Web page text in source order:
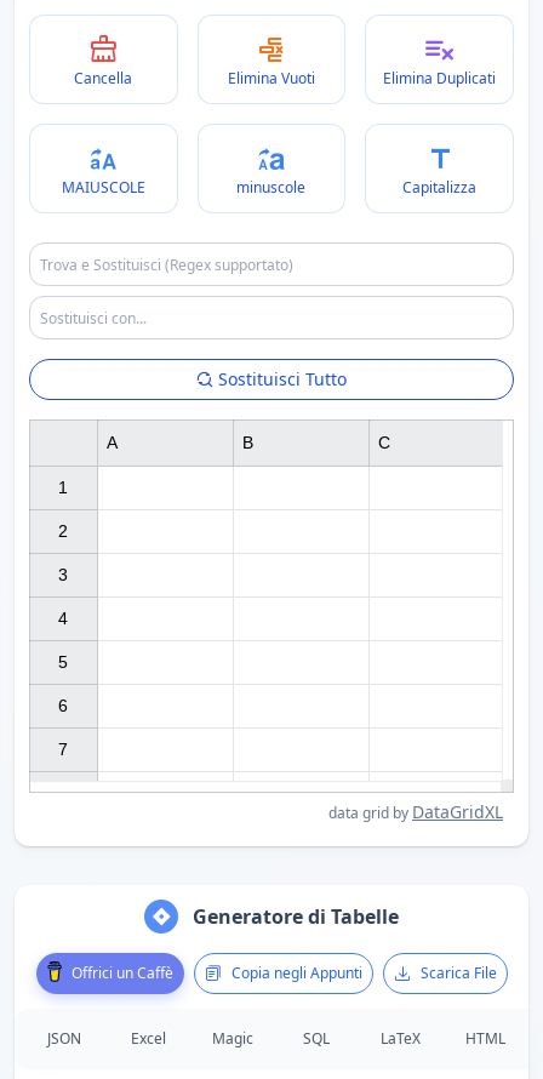
Cancella Elimina Vuoti Elimina Duplicati
MAIUSCOLE minuscole Capitalizza
Sostituisci Tutto
1
2
3
4
5
6
7
A B C
data grid by DataGridXL
Generatore di Tabelle
Offrici un Caffè Copia negli Appunti Scarica File
JSON Excel Magic SQL LaTeX HTML